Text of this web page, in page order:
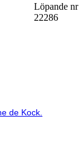
Löpande nr
22286
de Kock.